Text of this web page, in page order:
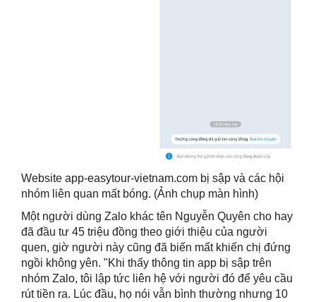
Website app-easytour-vietnam.com bị sập và các hội
nhóm liên quan mất bóng. (Ảnh chụp màn hình)
Một người dùng Zalo khác tên Nguyễn Quyên cho hay
đã đầu tư 45 triệu đồng theo giới thiệu của người
quen, giờ người này cũng đã biến mất khiến chị đứng
ngồi không yên. "Khi thấy thông tin app bị sập trên
nhóm Zalo, tôi lập tức liên hệ với người đó để yêu cầu
rút tiền ra. Lúc đầu, họ nói vẫn bình thường nhưng 10